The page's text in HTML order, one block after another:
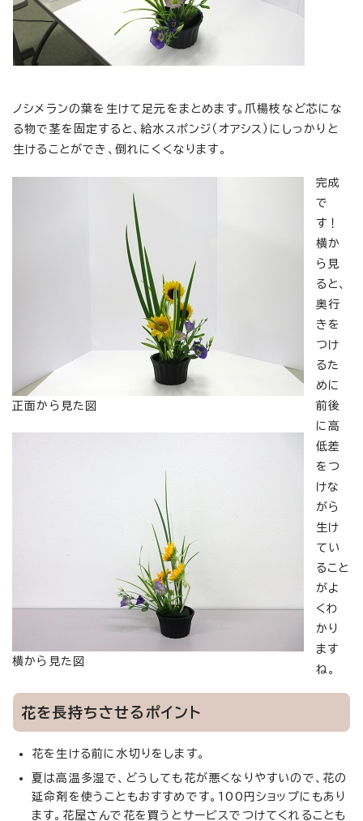
ノシメランの葉を生けて足元をまとめます。爪楊枝など芯にな
る物で茎を固定すると、給水スポンジ（オアシス）にしっかりと
生けることができ、倒れにくくなります。
正面から見た図
横から見た図
完成
で
す！
横か
ら見
ると、
奥行
きを
つけ
るた
めに
前後
に高
低差
をつ
けな
がら
生け
てい
ること
がよ
くわ
かり
ます
ね。
花を長持ちさせるポイント
花を生ける前に水切りをします。
夏は高温多湿で、どうしても花が悪くなりやすいので、花の
延命剤を使うこともおすすめです。100円ショップにもあり
ます。花屋さんで花を買うとサービスでつけてくれることも